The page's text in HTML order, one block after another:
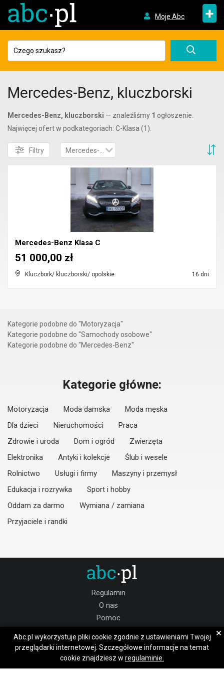
Moje Abc +
Mercedes-Benz, kluczborski
Mercedes-Benz, kluczborski — znaleźliśmy 1 ogłoszenie.
Najwięcej ofert w podkategoriach: C-Klasa (1).
Filtry Mercedes-Benz
Mercedes-Benz Klasa C
Kluczbork/ kluczborski/ opolskie 16 dni
51 000,00 zł
Kategorie podobne do "Motoryzacja"
Kategorie podobne do "Samochody osobowe"
Kategorie podobne do "Mercedes-Benz"
Kategorie główne:
Motoryzacja Moda damska
Moda męska
Dla dzieci
Nieruchomości
Praca
Zdrowie i uroda
Dom i ogród
Zwierzęta
Elektronika
Antyki i kolekcje
Ślub i wesele
Rolnictwo
Usługi i firmy
Maszyny i przemysł
Edukacja i rozrywka
Sport i hobby
Oddam za darmo
Wymiana / zamiana
Przyjaciele i randki
Regulamin
O nas
Pomoc
Praca kluczborski
Dołącz do nas:
Abc.pl wykorzystuje pliki cookie zgodnie z ustawieniami Twojej
przeglądarki internetowej. Szczegółowe informacje na temat
cookie znajdziesz w regulaminie.
×